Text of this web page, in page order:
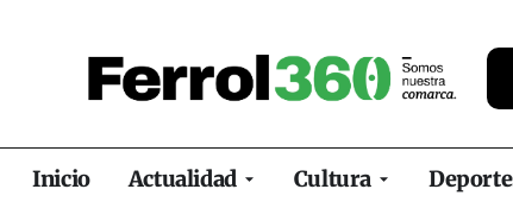
Inicio Actualidad Cultura